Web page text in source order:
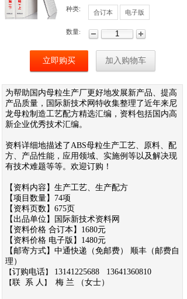
种类: 合订本 电子版
数量:
立即购买 加入购物车
为帮助国内母粒生产厂更好地发展新产品、提高
产品质量，国际新技术网特收集整理了近年来尼
龙母粒制造工艺配方精选汇编，资料包括国内高
新企业优秀技术汇编。
资料详细地描述了ABS母粒生产工艺、原料、配
方、产品性能，应用领域、实施例等以及解决现
有技术难题等等。欢迎订购！
【资料内容】生产工艺、生产配方
【项目数量】74项
【资料页数】675页
【出品单位】国际新技术资料网
【资料价格 合订本】1680元
【资料价格 电子版】1480元
【邮寄方式】中通快递（免邮费） 顺丰（邮费自
理）
【订购电话】 13141225688 13641360810
【联 系 人 】 梅 兰 （女士）